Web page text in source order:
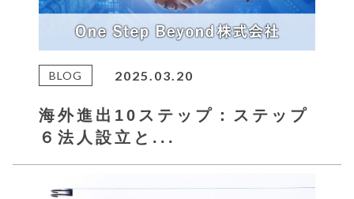
BLOG 2025.03.20
海外進出10ステップ：ステップ
６法人設立と...